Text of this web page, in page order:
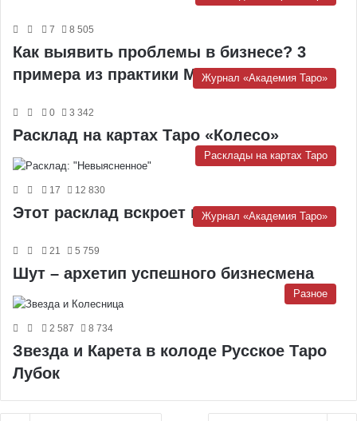
7 8 505
Как выявить проблемы в бизнесе? 3
примера из практики МастераЖурнал «Академия Таро»
0 3 342
Расклад на картах Таро «Колесо»
Расклады на картах Таро
17 12 830
Этот расклад вскроет всю подноготную
Журнал «Академия Таро»
21 5 759
Шут – архетип успешного бизнесмена
Разное
2 587 8 734
Звезда и Карета в колоде Русское Таро
Лубок